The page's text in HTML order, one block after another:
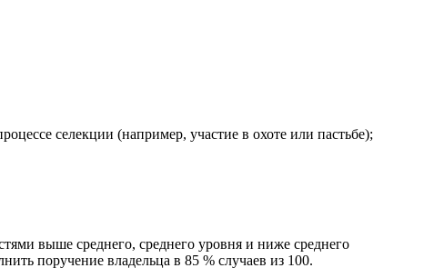
селекции (например, участие в охоте или пастьбе);
выше среднего, среднего уровня и ниже среднего
поручение владельца в 85 % случаев из 100.